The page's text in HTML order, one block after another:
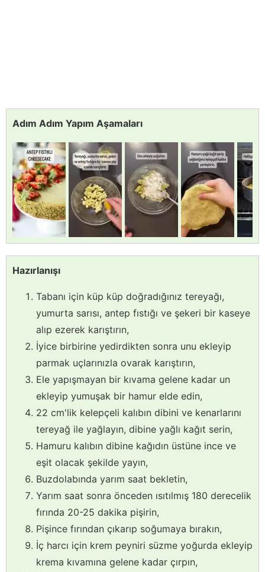
Adım Adım Yapım Aşamaları
Hazırlanışı
Tabanı için küp küp doğradığınız tereyağı,
yumurta sarısı, antep fıstığı ve şekeri bir kaseye
alıp ezerek karıştırın,
İyice birbirine yedirdikten sonra unu ekleyip
parmak uçlarınızla ovarak karıştırın,
Ele yapışmayan bir kıvama gelene kadar un
ekleyip yumuşak bir hamur elde edin,
22 cm'lik kelepçeli kalıbın dibini ve kenarlarını
tereyağ ile yağlayın, dibine yağlı kağıt serin,
Hamuru kalıbın dibine kağıdın üstüne ince ve
eşit olacak şekilde yayın,
Buzdolabında yarım saat bekletin,
Yarım saat sonra önceden ısıtılmış 180 derecelik
fırında 20-25 dakika pişirin,
Pişince fırından çıkarıp soğumaya bırakın,
İç harcı için krem peyniri süzme yoğurda ekleyip
krema kıvamına gelene kadar çırpın,